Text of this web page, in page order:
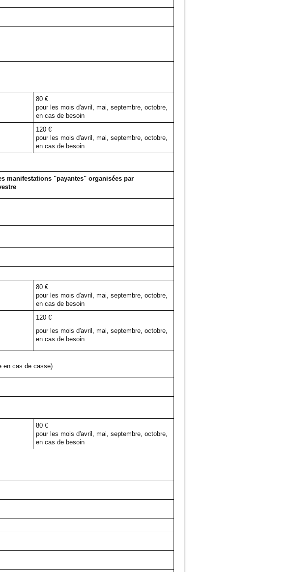
80 €
pour les mois d'avril, mai, septembre, octobre,
en cas de besoin
120 €
pour les mois d'avril, mai, septembre, octobre,
en cas de besoin
manifestations "payantes" organisées par
80 €
pour les mois d'avril, mai, septembre, octobre,
en cas de besoin
120 €
pour les mois d'avril, mai, septembre, octobre,
en cas de besoin
en cas de casse)
80 €
pour les mois d'avril, mai, septembre, octobre,
en cas de besoin